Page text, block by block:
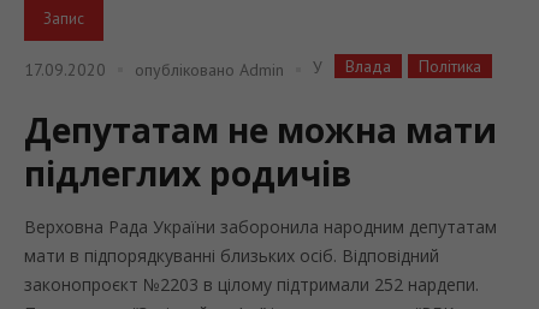
Запис
17.09.2020 опубліковано Admin У Влада Політика
Депутатам не можна мати
підлеглих родичів
Верховна Рада України заборонила народним депутатам
мати в підпорядкуванні близьких осіб. Відповідний
законопроєкт №2203 в цілому підтримали 252 нардепи.